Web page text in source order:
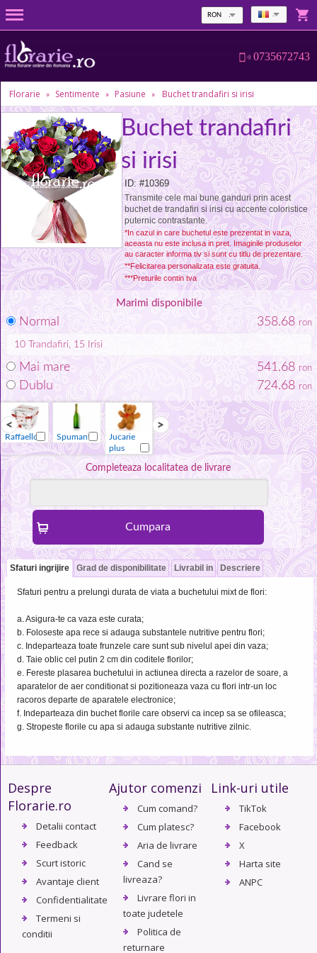
RON
0735672743
Florarie » Sentimente » Pasiune » Buchet trandafiri si irisi
Buchet trandafiri
si irisi
ID: #10369
Transmite cele mai bune ganduri prin acest
buchet de trandafiri si irisi cu accente coloristice
puternic contrastante.
*In cazul in care buchetul este prezentat in vaza,
aceasta nu este inclusa in pret. Imaginile produselor
au caracter informa tiv si sunt cu titlu de prezentare.
**Felicitarea personalizata este gratuita.
***Preturile contin tva
Marimi disponibile
Normal 358.68 ron
10 Trandafiri, 15 Irisi
Mai mare 541.68 ron
Dublu 724.68 ron
Raffaello Spumant
Jucarie
plus
Vaza Raffaello Spumant
Completeaza localitatea de livrare
Sfaturi ingrijire Grad de disponibilitate Livrabil in Descriere
Sfaturi pentru a prelungi durata de viata a buchetului mixt de flori:
a. Asigura-te ca vaza este curata;
b. Foloseste apa rece si adauga substantele nutritive pentru flori;
c. Indeparteaza toate frunzele care sunt sub nivelul apei din vaza;
d. Taie oblic cel putin 2 cm din coditele florilor;
e. Fereste plasarea buchetului in actiunea directa a razelor de soare, a
aparatelor de aer conditionat si pozitioneaza vaza cu flori intr-un loc
racoros departe de aparatele electronice;
f. Indeparteaza din buchet florile care observi ca incep sa se ofileasca;
g. Stropeste florile cu apa si adauga substante nutritive zilnic.
Despre
Florarie.ro
Detalii contact
Feedback
Scurt istoric
Avantaje client
Confidentialitate
Termeni si
conditii
Ajutor comenzi
Cum comand?
Cum platesc?
Aria de livrare
Cand se
livreaza?
Livrare flori in
toate judetele
Politica de
returnare
Link-uri utile
TikTok
Facebook
X
Harta site
ANPC